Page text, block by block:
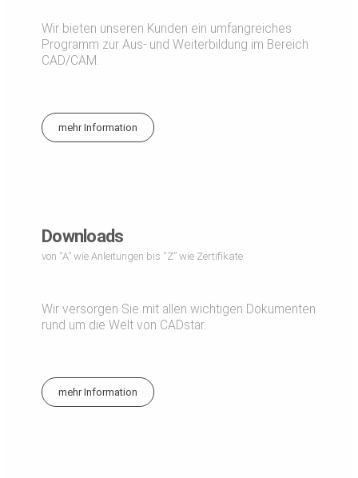
Wir bieten unseren Kunden ein umfangreiches
Programm zur Aus- und Weiterbildung im Bereich
CAD/CAM.
mehr Information
Downloads
von “A” wie Anleitungen bis “Z” wie Zertifikate
Wir versorgen Sie mit allen wichtigen Dokumenten
rund um die Welt von CADstar.
mehr Information